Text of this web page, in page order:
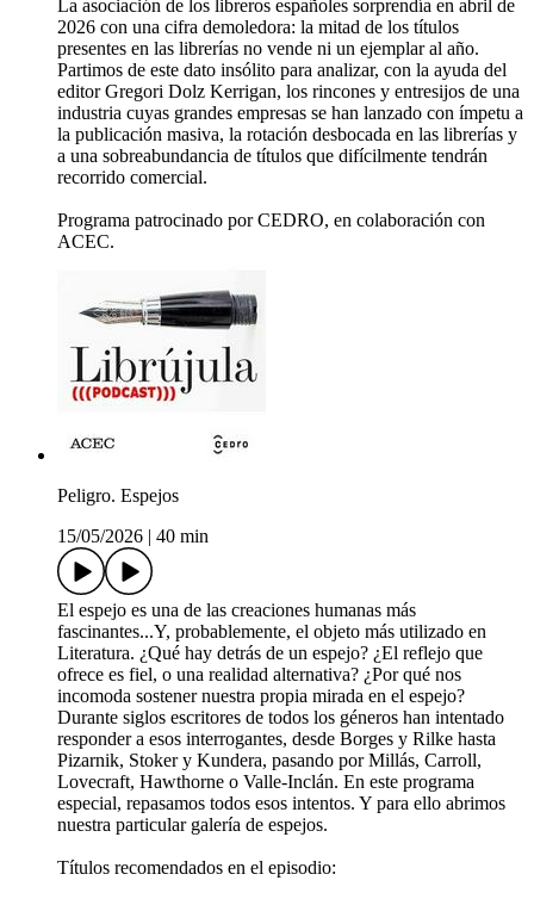
La asociación de los libreros españoles sorprendía en abril de
2026 con una cifra demoledora: la mitad de los títulos
presentes en las librerías no vende ni un ejemplar al año.
Partimos de este dato insólito para analizar, con la ayuda del
editor Gregori Dolz Kerrigan, los rincones y entresijos de una
industria cuyas grandes empresas se han lanzado con ímpetu a
la publicación masiva, la rotación desbocada en las librerías y
a una sobreabundancia de títulos que difícilmente tendrán
recorrido comercial.
Programa patrocinado por CEDRO, en colaboración con
ACEC.
Peligro. Espejos
15/05/2026
40 min
El espejo es una de las creaciones humanas más
fascinantes...Y, probablemente, el objeto más utilizado en
Literatura. ¿Qué hay detrás de un espejo? ¿El reflejo que
ofrece es fiel, o una realidad alternativa? ¿Por qué nos
incomoda sostener nuestra propia mirada en el espejo?
Durante siglos escritores de todos los géneros han intentado
responder a esos interrogantes, desde Borges y Rilke hasta
Pizarnik, Stoker y Kundera, pasando por Millás, Carroll,
Lovecraft, Hawthorne o Valle-Inclán. En este programa
especial, repasamos todos esos intentos. Y para ello abrimos
nuestra particular galería de espejos.
Títulos recomendados en el episodio: